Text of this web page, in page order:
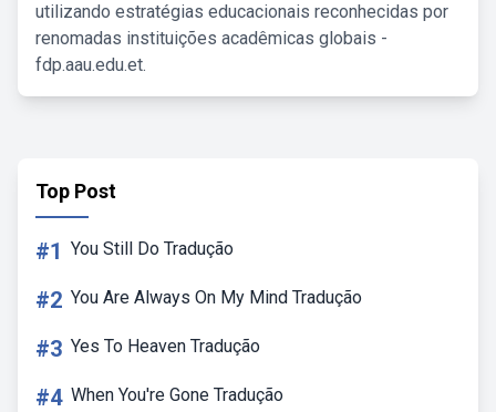
utilizando estratégias educacionais reconhecidas por
renomadas instituições acadêmicas globais -
fdp.aau.edu.et.
Top Post
#1 You Still Do Tradução
#2 You Are Always On My Mind Tradução
#3 Yes To Heaven Tradução
#4 When You're Gone Tradução